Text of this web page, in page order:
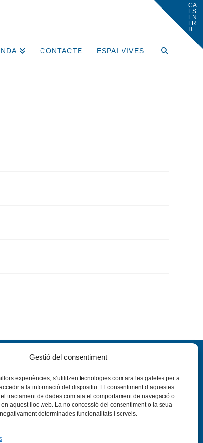
Gestió del consentiment
experiències, s’utilitzen tecnologies com ara les galetes per a
a la informació del dispositiu. El consentiment d’aquestes
tractament de dades com ara el comportament de navegació o
aquest lloc web. La no concessió del consentiment o la seua
determinades funcionalitats i serveis.
CONTACTE ESPAI VIVES
Flickr
PRIVADESA CONTACTE